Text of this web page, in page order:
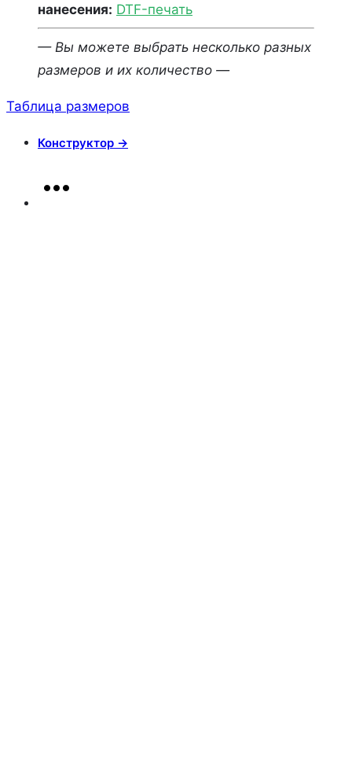
нанесения: DTF-печать
— Вы можете выбрать несколько разных
размеров и их количество —
Таблица размеров
Конструктор →